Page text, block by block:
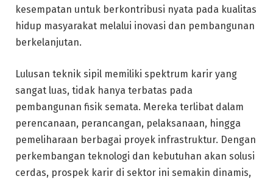
kesempatan untuk berkontribusi nyata pada kualitas
hidup masyarakat melalui inovasi dan pembangunan
berkelanjutan.
Lulusan teknik sipil memiliki spektrum karir yang
sangat luas, tidak hanya terbatas pada
pembangunan fisik semata. Mereka terlibat dalam
perencanaan, perancangan, pelaksanaan, hingga
pemeliharaan berbagai proyek infrastruktur. Dengan
perkembangan teknologi dan kebutuhan akan solusi
cerdas, prospek karir di sektor ini semakin dinamis,